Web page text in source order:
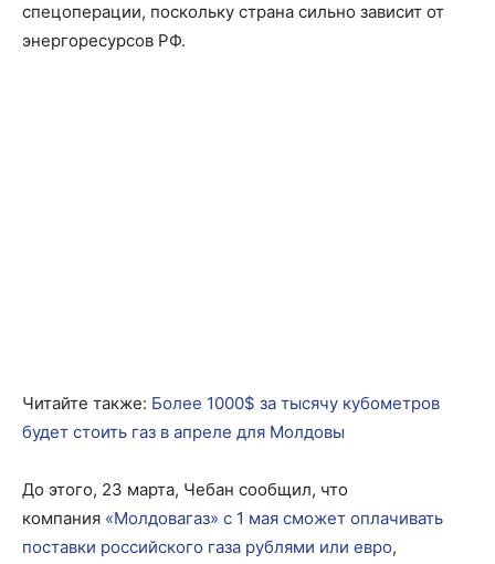
спецоперации, поскольку страна сильно зависит от
энергоресурсов РФ.
Читайте также: Более 1000$ за тысячу кубометров
будет стоить газ в апреле для Молдовы
До этого, 23 марта, Чебан сообщил, что
компания «Молдовагаз» с 1 мая сможет оплачивать
поставки российского газа рублями или евро,